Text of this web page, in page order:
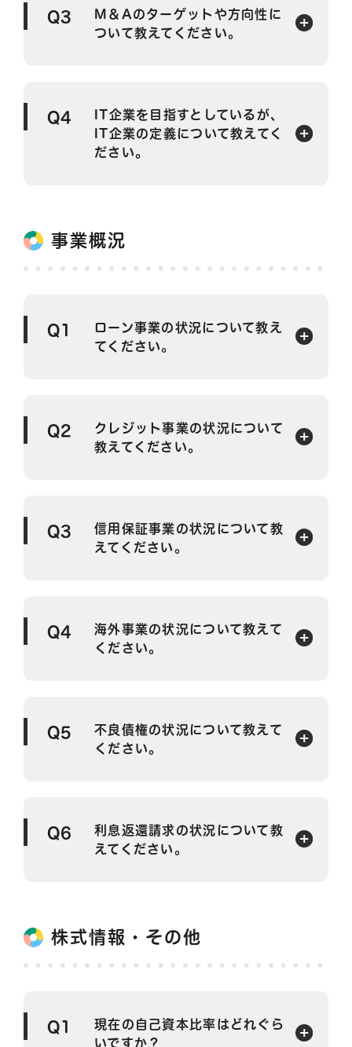
Q3
M＆Aのターゲットや方向性に
ついて教えてください。
Q4
IT企業を目指すとしているが、
IT企業の定義について教えてく
ださい。
事業概況
Q1
ローン事業の状況について教え
てください。
Q2
クレジット事業の状況について
教えてください。
Q3
信用保証事業の状況について教
えてください。
Q4
海外事業の状況について教えて
ください。
Q5
不良債権の状況について教えて
ください。
Q6
利息返還請求の状況について教
えてください。
株式情報・その他
Q1
現在の自己資本比率はどれぐら
いですか？